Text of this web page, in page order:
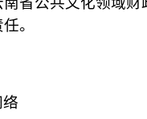
。
络